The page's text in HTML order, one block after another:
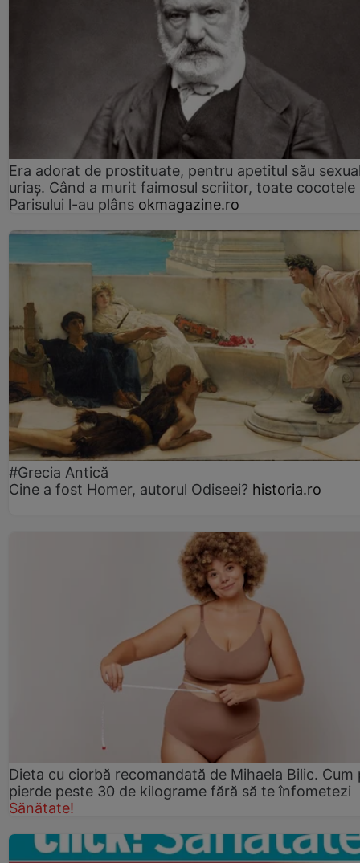
Era adorat de prostituate, pentru apetitul său
uriaș. Când a murit faimosul scriitor, toate cocotele
Parisului l-au plâns okmagazine.ro
#Grecia Antică
Cine a fost Homer, autorul Odiseei? historia.ro
Dieta cu ciorbă recomandată de Mihaela Bilic. Cum
pierde peste 30 de kilograme fără să te înfometezi
Sănătate!